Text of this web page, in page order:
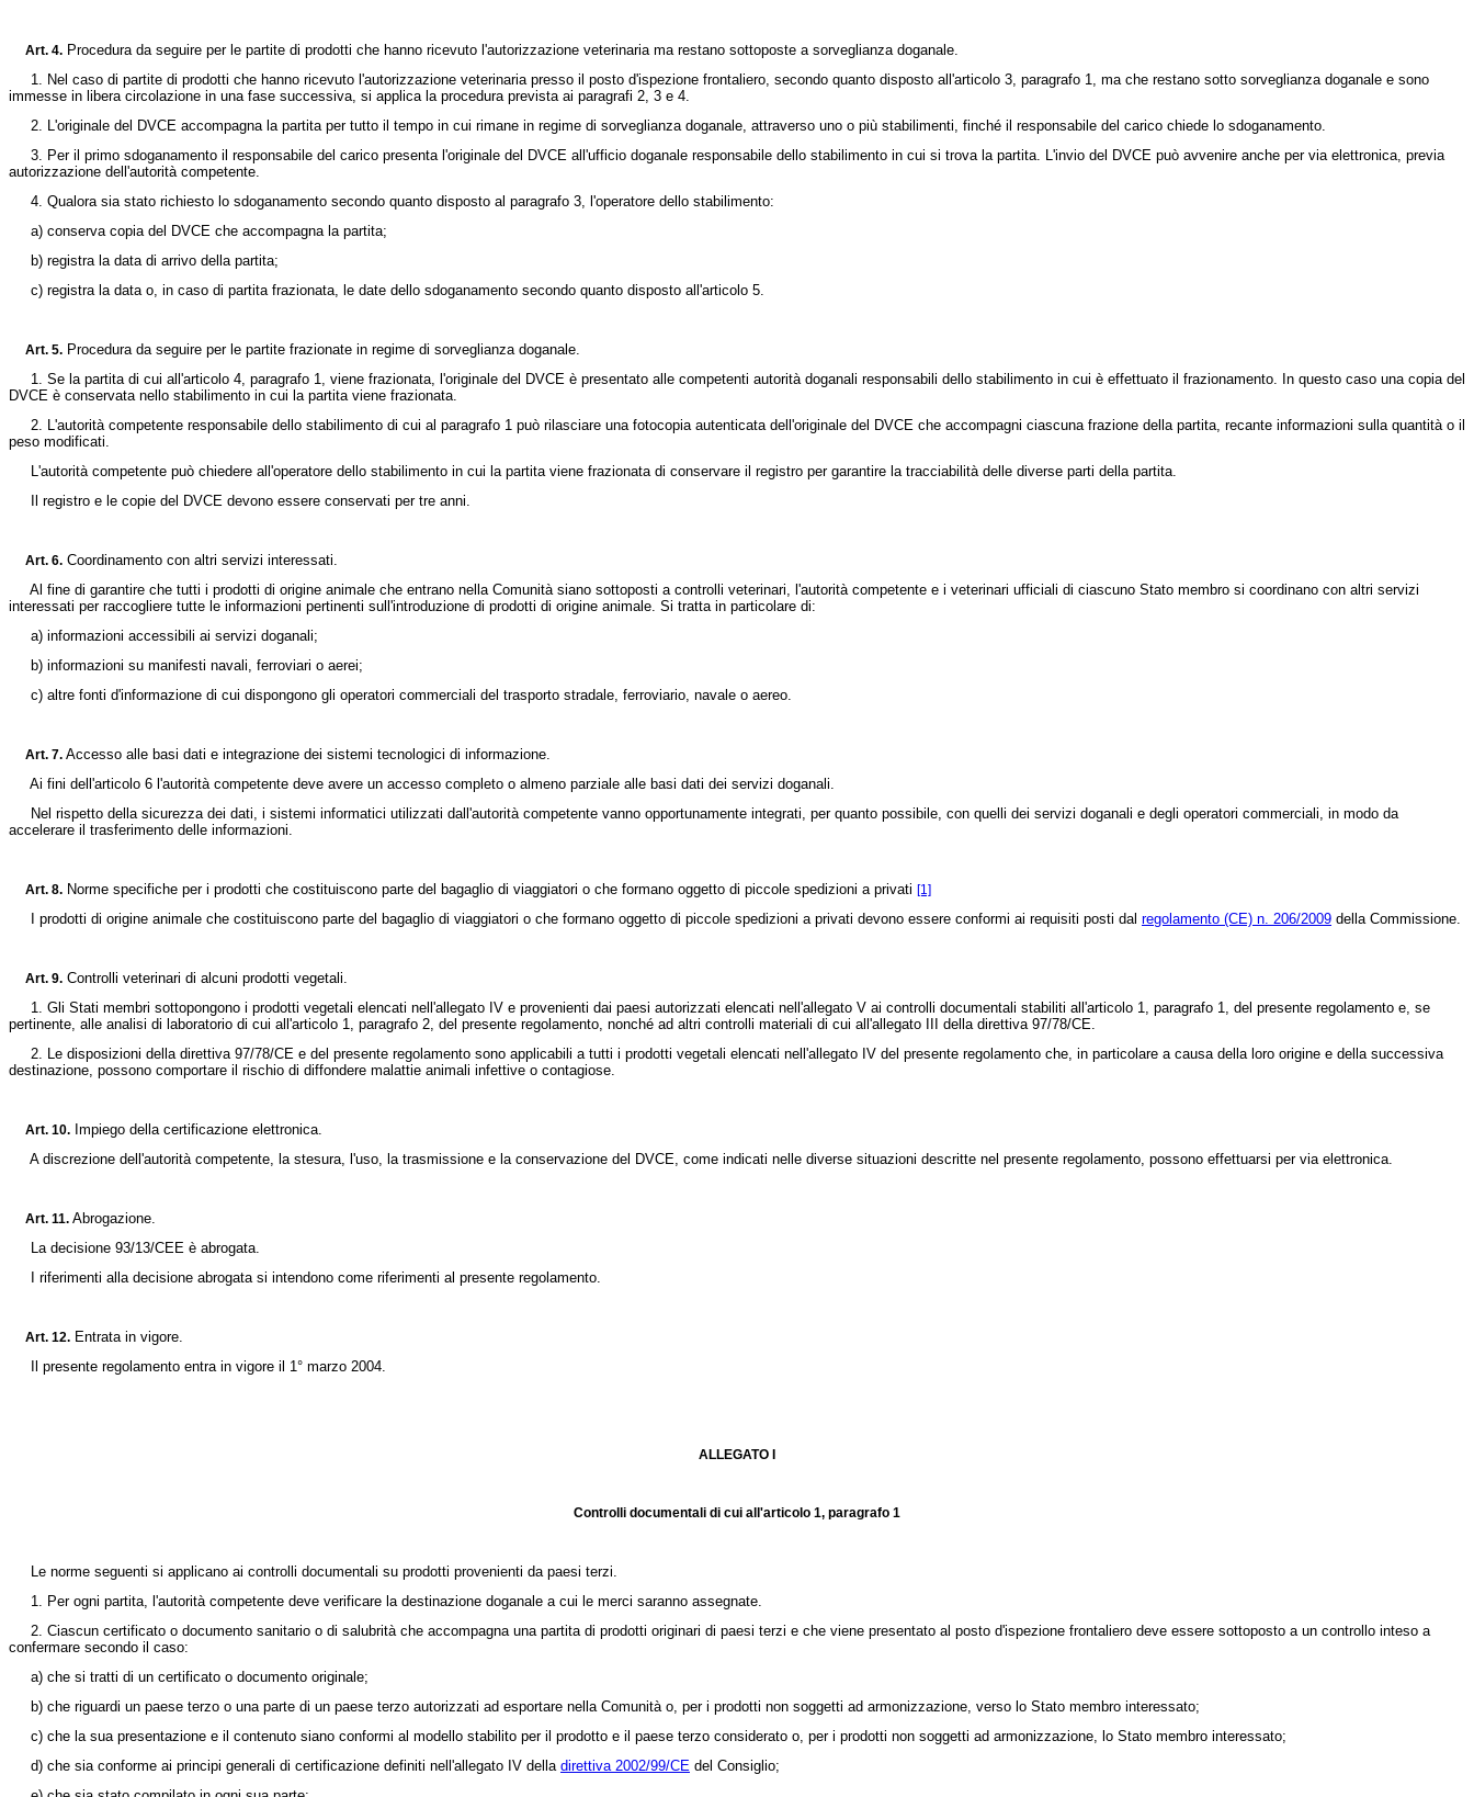
Art. 4. Procedura da seguire per le partite di prodotti che hanno ricevuto l'autorizzazione veterinaria ma restano sottoposte a sorveglianza doganale.
1. Nel caso di partite di prodotti che hanno ricevuto l'autorizzazione veterinaria presso il posto d'ispezione frontaliero, secondo quanto disposto all'articolo 3, paragrafo 1, ma che restano sotto sorveglianza doganale e sono
immesse in libera circolazione in una fase successiva, si applica la procedura prevista ai paragrafi 2, 3 e 4.
2. L'originale del DVCE accompagna la partita per tutto il tempo in cui rimane in regime di sorveglianza doganale, attraverso uno o più stabilimenti, finché il responsabile del carico chiede lo sdoganamento.
3. Per il primo sdoganamento il responsabile del carico presenta l'originale del DVCE all'ufficio doganale responsabile dello stabilimento in cui si trova la partita. L'invio del DVCE può avvenire anche per via elettronica, previa
autorizzazione dell'autorità competente.
4. Qualora sia stato richiesto lo sdoganamento secondo quanto disposto al paragrafo 3, l'operatore dello stabilimento:
a) conserva copia del DVCE che accompagna la partita;
b) registra la data di arrivo della partita;
c) registra la data o, in caso di partita frazionata, le date dello sdoganamento secondo quanto disposto all'articolo 5.
Art. 5. Procedura da seguire per le partite frazionate in regime di sorveglianza doganale.
1. Se la partita di cui all'articolo 4, paragrafo 1, viene frazionata, l'originale del DVCE è presentato alle competenti autorità doganali responsabili dello stabilimento in cui è effettuato il frazionamento. In questo caso una copia del
DVCE è conservata nello stabilimento in cui la partita viene frazionata.
2. L'autorità competente responsabile dello stabilimento di cui al paragrafo 1 può rilasciare una fotocopia autenticata dell'originale del DVCE che accompagni ciascuna frazione della partita, recante informazioni sulla quantità o il
peso modificati.
L'autorità competente può chiedere all'operatore dello stabilimento in cui la partita viene frazionata di conservare il registro per garantire la tracciabilità delle diverse parti della partita.
Il registro e le copie del DVCE devono essere conservati per tre anni.
Art. 6. Coordinamento con altri servizi interessati.
Al fine di garantire che tutti i prodotti di origine animale che entrano nella Comunità siano sottoposti a controlli veterinari, l'autorità competente e i veterinari ufficiali di ciascuno Stato membro si coordinano con altri servizi
interessati per raccogliere tutte le informazioni pertinenti sull'introduzione di prodotti di origine animale. Si tratta in particolare di:
a) informazioni accessibili ai servizi doganali;
b) informazioni su manifesti navali, ferroviari o aerei;
c) altre fonti d'informazione di cui dispongono gli operatori commerciali del trasporto stradale, ferroviario, navale o aereo.
Art. 7. Accesso alle basi dati e integrazione dei sistemi tecnologici di informazione.
Ai fini dell'articolo 6 l'autorità competente deve avere un accesso completo o almeno parziale alle basi dati dei servizi doganali.
Nel rispetto della sicurezza dei dati, i sistemi informatici utilizzati dall'autorità competente vanno opportunamente integrati, per quanto possibile, con quelli dei servizi doganali e degli operatori commerciali, in modo da
accelerare il trasferimento delle informazioni.
Art. 8. Norme specifiche per i prodotti che costituiscono parte del bagaglio di viaggiatori o che formano oggetto di piccole spedizioni a privati [1]
I prodotti di origine animale che costituiscono parte del bagaglio di viaggiatori o che formano oggetto di piccole spedizioni a privati devono essere conformi ai requisiti posti dal regolamento (CE) n. 206/2009 della Commissione.
Art. 9. Controlli veterinari di alcuni prodotti vegetali.
1. Gli Stati membri sottopongono i prodotti vegetali elencati nell'allegato IV e provenienti dai paesi autorizzati elencati nell'allegato V ai controlli documentali stabiliti all'articolo 1, paragrafo 1, del presente regolamento e, se
pertinente, alle analisi di laboratorio di cui all'articolo 1, paragrafo 2, del presente regolamento, nonché ad altri controlli materiali di cui all'allegato III della direttiva 97/78/CE.
2. Le disposizioni della direttiva 97/78/CE e del presente regolamento sono applicabili a tutti i prodotti vegetali elencati nell'allegato IV del presente regolamento che, in particolare a causa della loro origine e della successiva
destinazione, possono comportare il rischio di diffondere malattie animali infettive o contagiose.
Art. 10. Impiego della certificazione elettronica.
A discrezione dell'autorità competente, la stesura, l'uso, la trasmissione e la conservazione del DVCE, come indicati nelle diverse situazioni descritte nel presente regolamento, possono effettuarsi per via elettronica.
Art. 11. Abrogazione.
La decisione 93/13/CEE è abrogata.
I riferimenti alla decisione abrogata si intendono come riferimenti al presente regolamento.
Art. 12. Entrata in vigore.
Il presente regolamento entra in vigore il 1° marzo 2004.
ALLEGATO I
Controlli documentali di cui all'articolo 1, paragrafo 1
Le norme seguenti si applicano ai controlli documentali su prodotti provenienti da paesi terzi.
1. Per ogni partita, l'autorità competente deve verificare la destinazione doganale a cui le merci saranno assegnate.
2. Ciascun certificato o documento sanitario o di salubrità che accompagna una partita di prodotti originari di paesi terzi e che viene presentato al posto d'ispezione frontaliero deve essere sottoposto a un controllo inteso a
confermare secondo il caso:
a) che si tratti di un certificato o documento originale;
b) che riguardi un paese terzo o una parte di un paese terzo autorizzati ad esportare nella Comunità o, per i prodotti non soggetti ad armonizzazione, verso lo Stato membro interessato;
c) che la sua presentazione e il contenuto siano conformi al modello stabilito per il prodotto e il paese terzo considerato o, per i prodotti non soggetti ad armonizzazione, lo Stato membro interessato;
d) che sia conforme ai principi generali di certificazione definiti nell'allegato IV della direttiva 2002/99/CE del Consiglio;